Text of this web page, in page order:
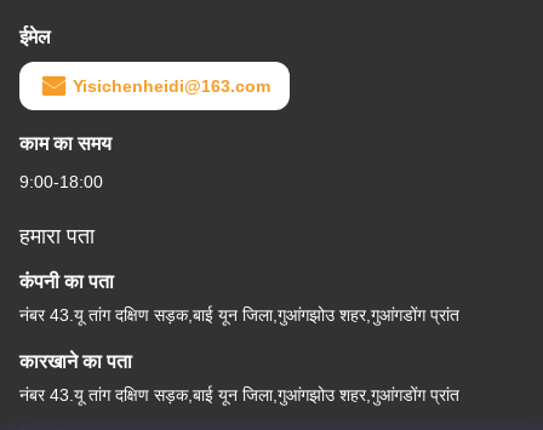
ईमेल
Yisichenheidi@163.com
काम का समय
9:00-18:00
हमारा पता
कंपनी का पता
नंबर 43.यू तांग दक्षिण सड़क,बाई यून जिला,गुआंगझोउ शहर,गुआंगडोंग प्रांत
कारखाने का पता
नंबर 43.यू तांग दक्षिण सड़क,बाई यून जिला,गुआंगझोउ शहर,गुआंगडोंग प्रांत